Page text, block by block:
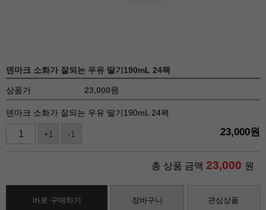
덴마크 소화가 잘되는 우유 딸기190mL 24팩
상품가 23,000원
덴마크 소화가 잘되는 우유 딸기190mL 24팩
+1 -1 23,000원
총 상품 금액 23,000 원
바로 구매하기 장바구니 관심상품